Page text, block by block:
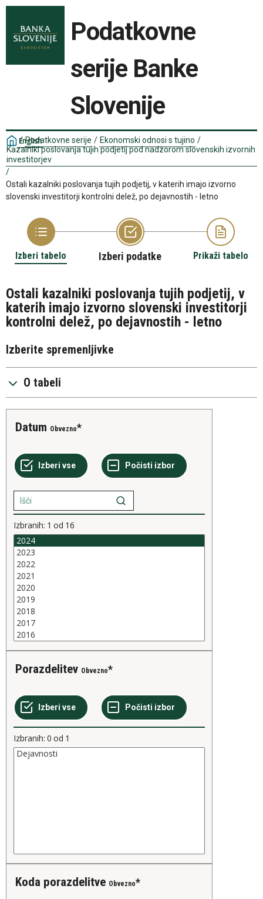
Podatkovne
serije Banke
Slovenije
English
/ Podatkovne serije / Ekonomski odnosi s tujino /
Kazalniki poslovanja tujih podjetij pod nadzorom slovenskih izvornih
investitorjev
/
Ostali kazalniki poslovanja tujih podjetij, v katerih imajo izvorno
slovenski investitorji kontrolni delež, po dejavnostih - letno
Izberi tabelo Izberi podatke Prikaži tabelo
Ostali kazalniki poslovanja tujih podjetij, v
katerih imajo izvorno slovenski investitorji
kontrolni delež, po dejavnostih - letno
Izberite spremenljivke
O tabeli
Datum Obvezno
Izbranih: 1 od 16
Porazdelitev Obvezno
Izbranih: 0 od 1
Koda porazdelitve Obvezno